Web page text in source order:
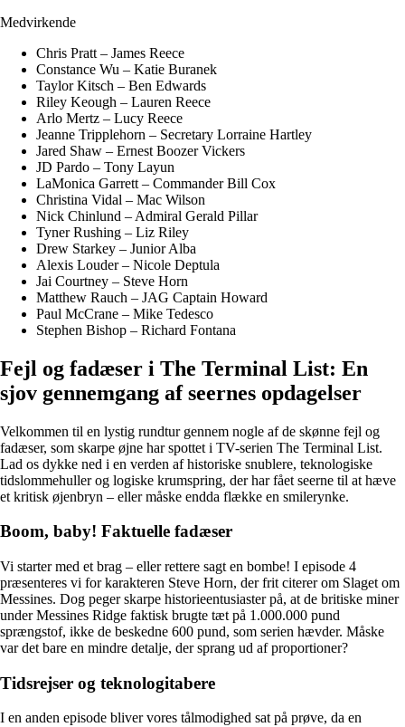
Medvirkende
Chris Pratt – James Reece
Constance Wu – Katie Buranek
Taylor Kitsch – Ben Edwards
Riley Keough – Lauren Reece
Arlo Mertz – Lucy Reece
Jeanne Tripplehorn – Secretary Lorraine Hartley
Jared Shaw – Ernest Boozer Vickers
JD Pardo – Tony Layun
LaMonica Garrett – Commander Bill Cox
Christina Vidal – Mac Wilson
Nick Chinlund – Admiral Gerald Pillar
Tyner Rushing – Liz Riley
Drew Starkey – Junior Alba
Alexis Louder – Nicole Deptula
Jai Courtney – Steve Horn
Matthew Rauch – JAG Captain Howard
Paul McCrane – Mike Tedesco
Stephen Bishop – Richard Fontana
Fejl og fadæser i The Terminal List: En
sjov gennemgang af seernes opdagelser
Velkommen til en lystig rundtur gennem nogle af de skønne fejl og
fadæser, som skarpe øjne har spottet i TV-serien The Terminal List.
Lad os dykke ned i en verden af historiske snublere, teknologiske
tidslommehuller og logiske krumspring, der har fået seerne til at hæve
et kritisk øjenbryn – eller måske endda flække en smilerynke.
Boom, baby! Faktuelle fadæser
Vi starter med et brag – eller rettere sagt en bombe! I episode 4
præsenteres vi for karakteren Steve Horn, der frit citerer om Slaget om
Messines. Dog peger skarpe historieentusiaster på, at de britiske miner
under Messines Ridge faktisk brugte tæt på 1.000.000 pund
sprængstof, ikke de beskedne 600 pund, som serien hævder. Måske
var det bare en mindre detalje, der sprang ud af proportioner?
Tidsrejser og teknologitabere
I en anden episode bliver vores tålmodighed sat på prøve, da en